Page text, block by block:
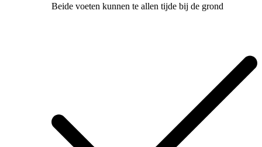
Beide voeten kunnen te allen tijde bij de grond